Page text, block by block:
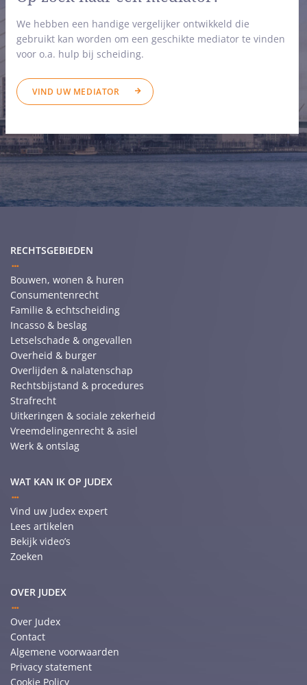
We hebben een handige vergelijker ontwikkeld die
gebruikt kan worden om een geschikte mediator te vinden
voor o.a. hulp bij scheiding.
VIND UW MEDIATOR
RECHTSGEBIEDEN
Bouwen, wonen & huren
Consumentenrecht
Familie & echtscheiding
Incasso & beslag
Letselschade & ongevallen
Overheid & burger
Overlijden & nalatenschap
Rechtsbijstand & procedures
Strafrecht
Uitkeringen & sociale zekerheid
Vreemdelingenrecht & asiel
Werk & ontslag
WAT KAN IK OP JUDEX
Vind uw Judex expert
Lees artikelen
Bekijk video’s
Zoeken
OVER JUDEX
Over Judex
Contact
Algemene voorwaarden
Privacy statement
Cookie Policy